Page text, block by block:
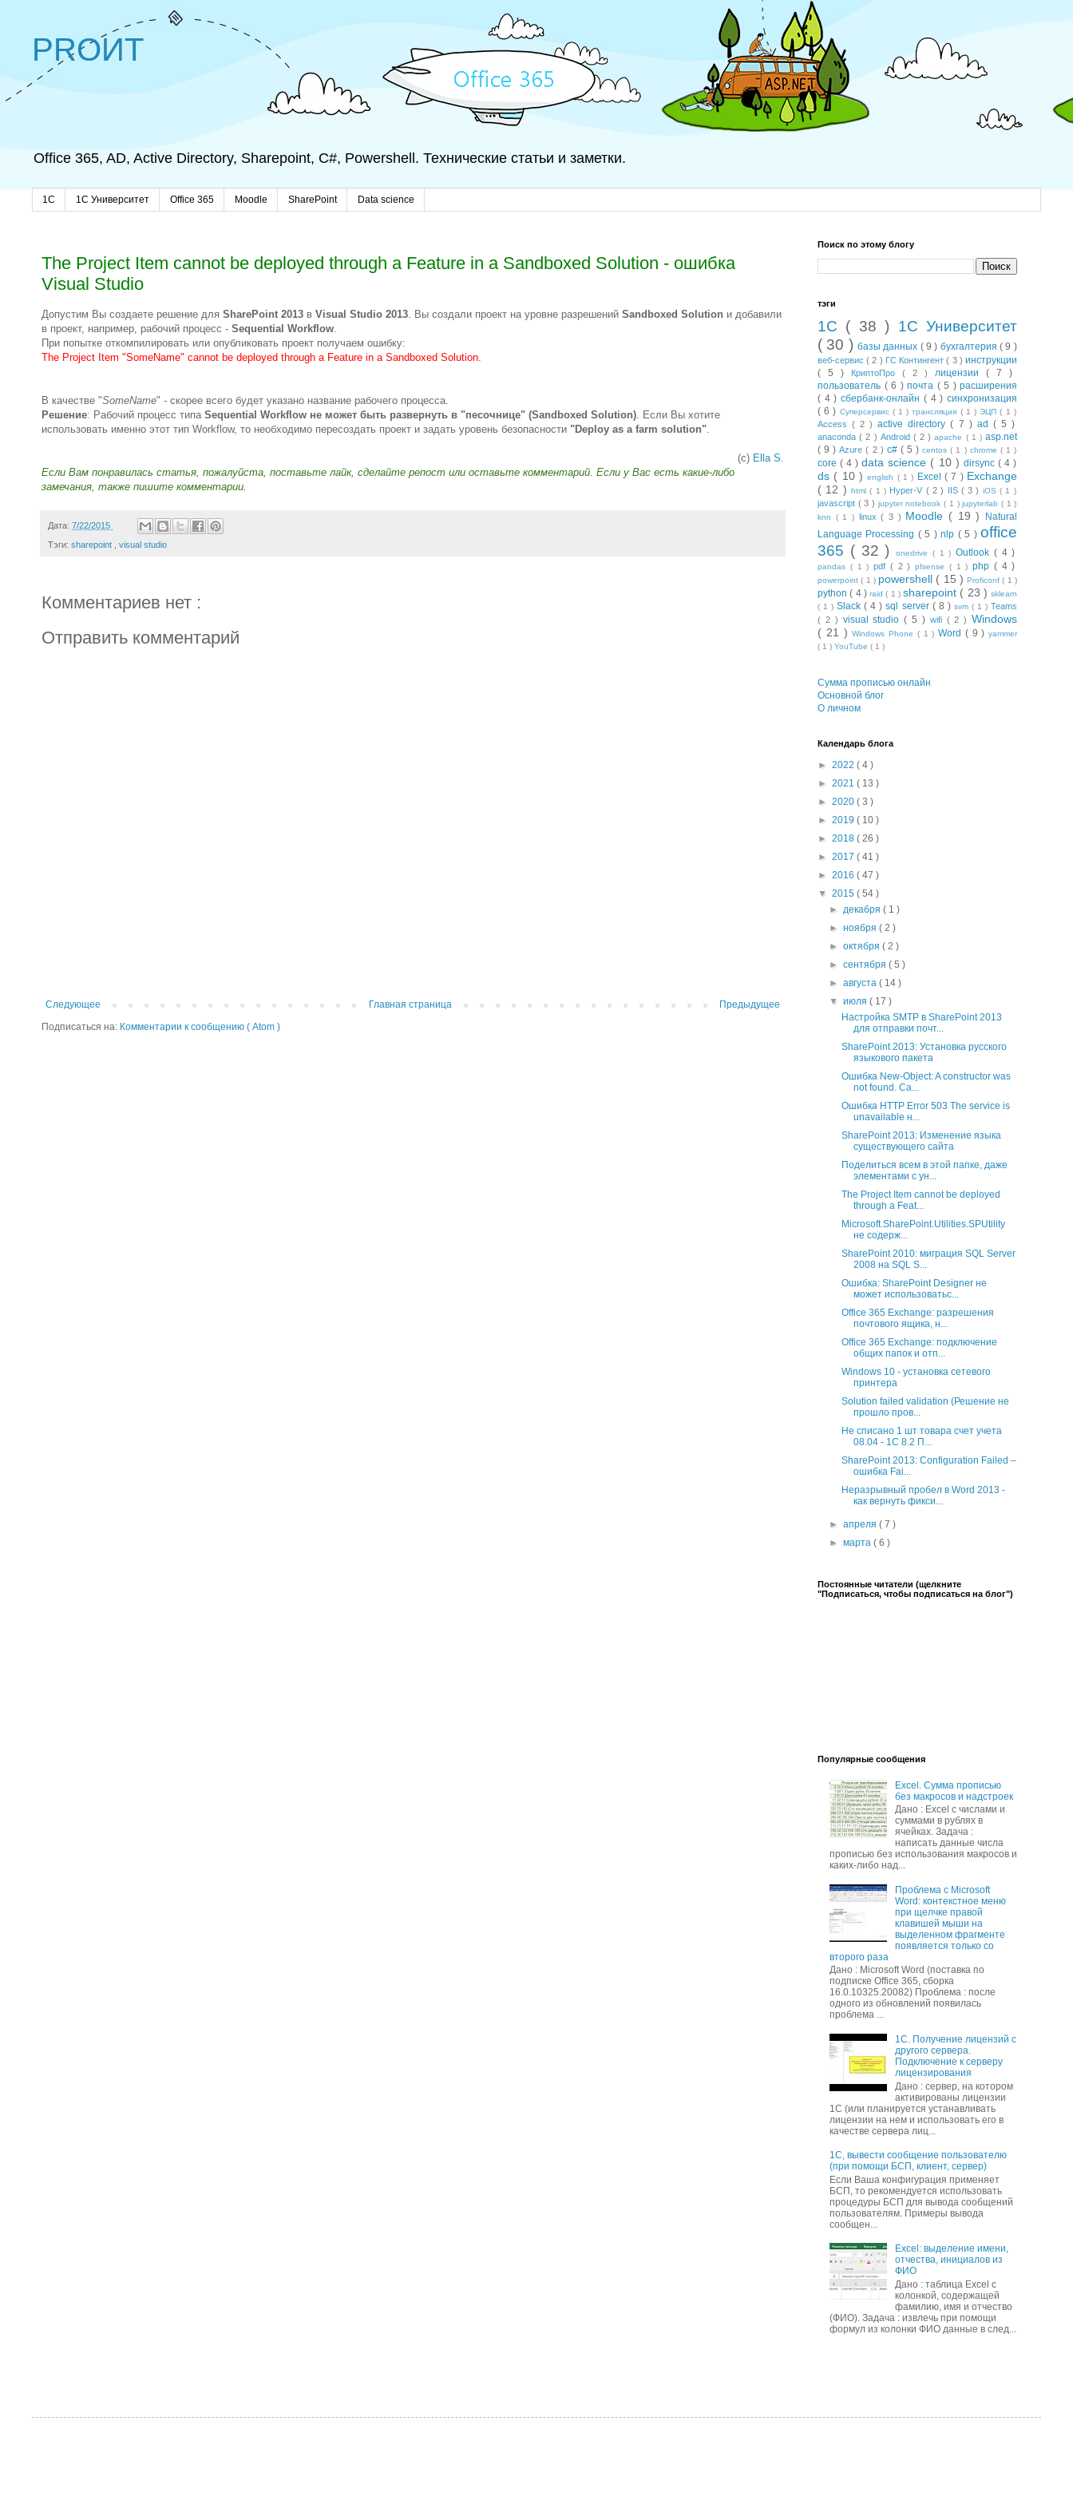
PROИТ
Office 365, AD, Active Directory, Sharepoint, C#, Powershell. Технические статьи и заметки.
1C 1С Университет Office 365 Moodle SharePoint Data science
The Project Item cannot be deployed through a Feature in a Sandboxed Solution - ошибка
Visual Studio
Допустим Вы создаете решение для SharePoint 2013 в Visual Studio 2013. Вы создали проект на уровне разрешений Sandboxed Solution и добавили
в проект, например, рабочий процесс - Sequential Workflow.
При попытке откомпилировать или опубликовать проект получаем ошибку:
The Project Item "SomeName" cannot be deployed through a Feature in a Sandboxed Solution.
В качестве "SomeName" - скорее всего будет указано название рабочего процесса.
Решение: Рабочий процесс типа Sequential Workflow не может быть развернуть в "песочнице" (Sandboxed Solution). Если Вы хотите
использовать именно этот тип Workflow, то необходимо пересоздать проект и задать уровень безопасности "Deploy as a farm solution".
(с) Ella S.
Если Вам понравилась статья, пожалуйста, поставьте лайк, сделайте репост или оставьте комментарий. Если у Вас есть какие-либо
замечания, также пишите комментарии.
Дата: 7/22/2015
Тэги: sharepoint , visual studio
Комментариев нет :
Отправить комментарий
Следующее Предыдущее
Главная страница
Подписаться на: Комментарии к сообщению ( Atom )
Поиск по этому блогу
тэги
1С ( 38 ) 1С Университет
( 30 ) базы данных ( 9 ) бухгалтерия( 9 )
веб-сервис( 2 ) ГС Контингент( 3 )инструкции
( 5 )
КриптоПро ( 2 ) лицензии ( 7 )
пользователь ( 6 ) почта ( 5 ) расширения
( 4 )сбербанк-онлайн ( 4 )синхронизация
( 6 ) Суперсервис ( 1 )трансляция ( 1 )ЭЦП( 1 )
Access( 2 )active directory( 7 ) ad ( 5 )
anaconda( 2 ) Android ( 2 )apache ( 1 )asp.net
( 9 )Azure( 2 ) c# ( 5 )centos( 1 ) chrome ( 1 )
core( 4 )data science ( 10 ) dirsync ( 4 )
ds ( 10 )english ( 1 ) Excel( 7 ) Exchange
( 12 )
html( 1 ) Hyper-V ( 2 ) IIS ( 3 ) iOS( 1 )
javascript ( 3 ) jupyter notebook( 1 )jupyterlab ( 1 )
knn ( 1 ) linux( 3 ) Moodle ( 19 )
Natural
Language Processing ( 5 )nlp ( 5 )office
365 ( 32 ) onedrive ( 1 ) Outlook ( 4 )
pandas ( 1 ) pdf ( 2 ) pfsense ( 1 ) php ( 4 )
powerpoint( 1 ) powershell ( 15 ) Proficonf( 1 )
python( 4 ) raid( 1 ) sharepoint ( 23 ) sklearn
( 1 )Slack( 4 )sql server ( 8 ) svm ( 1 ) Teams
( 2 ) visual studio( 5 ) wifi ( 2 )Windows
( 21 )Windows Phone ( 1 ) Word ( 9 ) yammer
( 1 ) YouTube ( 1 )
Сумма прописью онлайн
Основной блог
О личном
Календарь блога
► 2022 ( 4 )
► 2021 ( 13 )
► 2020 ( 3 )
► 2019 ( 10 )
► 2018 ( 26 )
► 2017 ( 41 )
► 2016 ( 47 )
▼ 2015 ( 54 )
►декабря( 1 )
►ноября( 2 )
►октября( 2 )
►сентября( 5 )
►августа( 14 )
▼июля( 17 )
Настройка SMTP в SharePoint 2013
для отправки почт...
SharePoint 2013: Установка русского
языкового пакета
Ошибка New-Object: A constructor was
not found. Ca...
Ошибка HTTP Error 503 The service is
unavailable н...
SharePoint 2013: Изменение языка
существующего сайта
Поделиться всем в этой папке, даже
элементами с ун...
The Project Item cannot be deployed
through a Feat...
Microsoft.SharePoint.Utilities.SPUtility
не содерж...
SharePoint 2010: миграция SQL Server
2008 на SQL S...
Ошибка: SharePoint Designer не
может использоватьс...
Office 365 Exchange: разрешения
почтового ящика, н...
Office 365 Exchange: подключение
общих папок и отп...
Windows 10 - установка сетевого
принтера
Solution failed validation (Решение не
прошло пров...
Не списано 1 шт товара счет учета
08.04 - 1С 8.2 П...
SharePoint 2013: Configuration Failed –
ошибка Fai...
Неразрывный пробел в Word 2013 -
как вернуть фикси...
►апреля( 7 )
►марта( 6 )
Постоянные читатели (щелкните
"Подписаться, чтобы подписаться на блог")
Популярные сообщения
Excel. Сумма прописью
без макросов и надстроек
Дано : Excel c числами и
суммами в рублях в
ячейках. Задача :
написать данные числа
прописью без использования макросов и
каких-либо над...
Проблема с Microsoft
Word: контекстное меню
при щелчке правой
клавишей мыши на
выделенном фрагменте
появляется только со
второго раза
Дано : Microsoft Word (поставка по
подписке Office 365, сборка
16.0.10325.20082) Проблема : после
одного из обновлений появилась
проблема ...
1С. Получение лицензий с
другого сервера.
Подключение к серверу
лицензирования
Дано : сервер, на котором
активированы лицензии
1С (или планируется устанавливать
лицензии на нем и использовать его в
качестве сервера лиц...
1С, вывести сообщение пользователю
(при помощи БСП, клиент, сервер)
Если Ваша конфигурация применяет
БСП, то рекомендуется использовать
процедуры БСП для вывода сообщений
пользователям. Примеры вывода
сообщен...
Excel: выделение имени,
отчества, инициалов из
ФИО
Дано : таблица Excel с
колонкой, содержащей
фамилию, имя и отчество
(ФИО). Задача : извлечь при помощи
формул из колонки ФИО данные в след...